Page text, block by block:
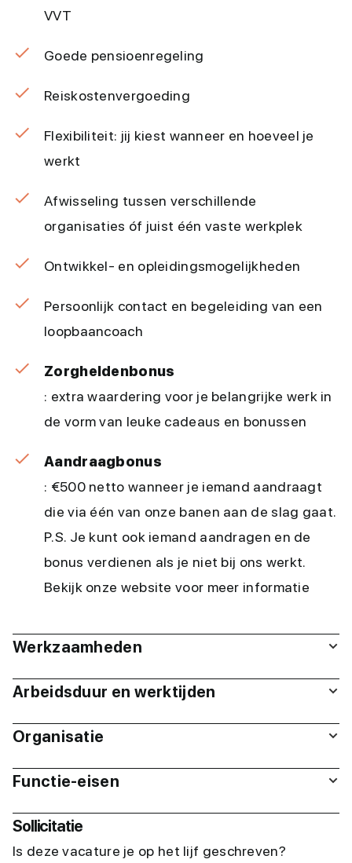
VVT
Goede pensioenregeling
Reiskostenvergoeding
Flexibiliteit: jij kiest wanneer en hoeveel je
werkt
Afwisseling tussen verschillende
organisaties óf juist één vaste werkplek
Ontwikkel- en opleidingsmogelijkheden
Persoonlijk contact en begeleiding van een
loopbaancoach
Zorgheldenbonus
: extra waardering voor je belangrijke werk in
de vorm van leuke cadeaus en bonussen
Aandraagbonus
: €500 netto wanneer je iemand aandraagt
die via één van onze banen aan de slag gaat.
P.S. Je kunt ook iemand aandragen en de
bonus verdienen als je niet bij ons werkt.
Bekijk onze website voor meer informatie
Werkzaamheden
Arbeidsduur en werktijden
Organisatie
Functie-eisen
Sollicitatie
Is deze vacature je op het lijf geschreven?